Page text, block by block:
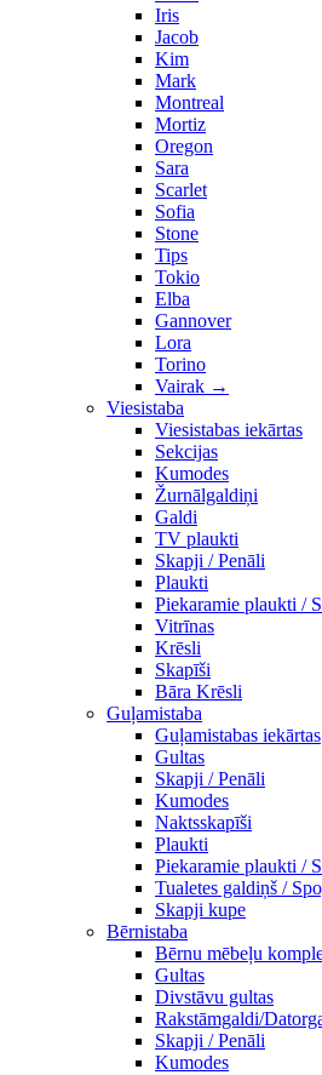
Iris
Jacob
Kim
Mark
Montreal
Mortiz
Oregon
Sara
Scarlet
Sofia
Stone
Tips
Tokio
Elba
Gannover
Lora
Torino
Vairak →
Viesistaba
Viesistabas iekārtas
Sekcijas
Kumodes
Žurnālgaldiņi
Galdi
TV plaukti
Skapji / Penāli
Plaukti
Piekaramie plaukti /
Vitrīnas
Krēsli
Skapīši
Bāra Krēsli
Guļamistaba
Guļamistabas iekārtas
Gultas
Skapji / Penāli
Kumodes
Naktsskapīši
Plaukti
Piekaramie plaukti /
Tualetes galdiņš /
Skapji kupe
Bērnistaba
Bērnu mēbeļu
Gultas
Divstāvu gultas
Rakstāmgaldi/
Skapji / Penāli
Kumodes